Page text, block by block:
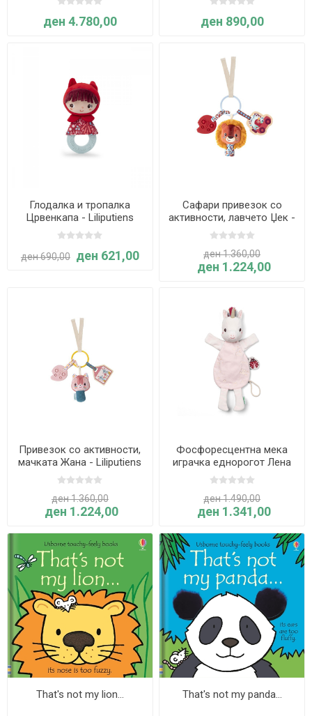
ден 4.780,00 ден 890,00
Глодалка и тропалка
Црвенкапа - Liliputiens
ден 690,00 ден 621,00
Сафари привезок со
активности, лавчето Џек -
Liliputiens
ден 1.360,00
ден 1.224,00
Привезок со активности,
мачката Жана - Liliputiens
ден 1.360,00
ден 1.224,00
Фосфоресцентна мека
играчка еднорогот Лена
еднорогот - Liliputiens
ден 1.490,00
ден 1.341,00
That's not my lion... That's not my panda…